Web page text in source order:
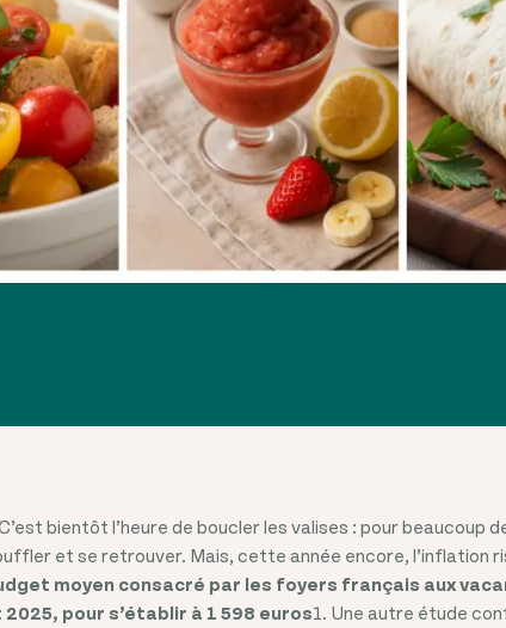
bientôt l’heure de boucler les valises : pour beaucoup
et se retrouver. Mais, cette année encore, l’inflation
moyen consacré par les foyers français aux
pour s’établir à 1 598 euros1. Une autre étude